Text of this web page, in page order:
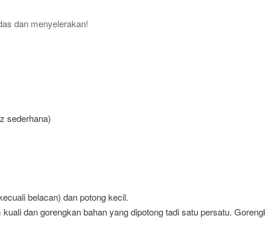
dan menyelerakan!
sederhana)
belacan) dan potong kecil.
dan gorengkan bahan yang dipotong tadi satu persatu.